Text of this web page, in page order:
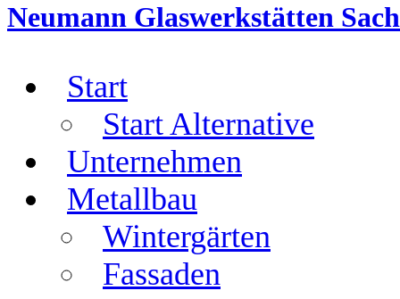
Neumann Glaswerkstätten
Start
Start Alternative
Unternehmen
Metallbau
Wintergärten
Fassaden